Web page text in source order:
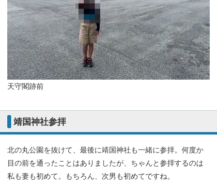
天守閣跡前
靖国神社参拝
北の丸公園を抜けて、最後に靖国神社も一緒に参拝。何度か
目の前を通ったことはありましたが、ちゃんと参拝するのは
私も妻も初めて。もちろん、次男も初めてですね。